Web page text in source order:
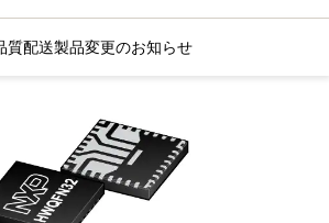
質配送製品変更のお知らせ